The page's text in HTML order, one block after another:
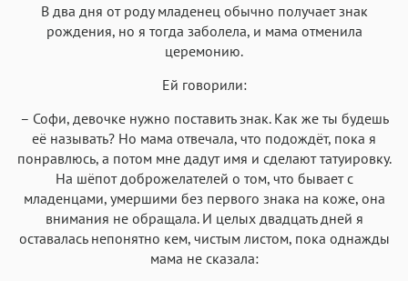
В два дня от роду младенец обычно получает знак
рождения, но я тогда заболела, и мама отменила
церемонию.
Ей говорили:
– Софи, девочке нужно поставить знак. Как же ты будешь
её называть? Но мама отвечала, что подождёт, пока я
понравлюсь, а потом мне дадут имя и сделают татуировку.
На шёпот доброжелателей о том, что бывает с
младенцами, умершими без первого знака на коже, она
внимания не обращала. И целых двадцать дней я
оставалась непонятно кем, чистым листом, пока однажды
мама не сказала: